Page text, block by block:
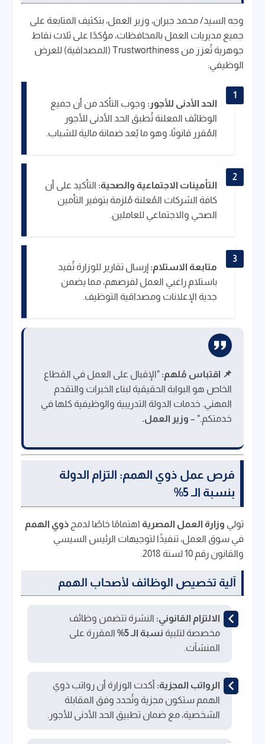
وجه السيد/ محمد جبران، وزير العمل، بتكثيف المتابعة على
جميع مديريات العمل بالمحافظات، مؤكدًا على ثلاث نقاط
جوهرية تُعزز من Trustworthiness (المصداقية) للعرض
الوظيفي:
الحد الأدنى للأجور: وجوب التأكد من أن جميع
الوظائف المعلنة تُطبق الحد الأدنى للأجور
المُقرر قانونًا، وهو ما يُعد ضمانة مالية للشباب.
التأمينات الاجتماعية والصحية: التأكيد على أن
كافة الشركات المُعلنة مُلزمة بتوفير التأمين
الصحي والاجتماعي للعاملين.
متابعة الاستلام: إرسال تقارير للوزارة تُفيد
باستلام راغبي العمل لفرصهم، مما يضمن
جدية الإعلانات ومصداقية التوظيف.
📌 اقتباس مُلهم: "الإقبال على العمل في القطاع
الخاص هو البوابة الحقيقية لبناء الخبرات والتقدم
المهني. خدمات الدولة التدريبية والوظيفية كلها في
خدمتكم." – وزير العمل.
فرص عمل ذوي الهمم: التزام الدولة
بنسبة الـ 5%
تولي وزارة العمل المصرية اهتمامًا خاصًا لدمج ذوي الهمم
في سوق العمل، تنفيذًا لتوجيهات الرئيس السيسي
والقانون رقم 10 لسنة 2018.
آلية تخصيص الوظائف لأصحاب الهمم
الالتزام القانوني: النشرة تتضمن وظائف
مخصصة لتلبية نسبة الـ 5%
المقررة على
المنشآت.
الرواتب المجزية: أكدت الوزارة أن رواتب ذوي
الهمم ستكون مجزية وتُحدد وفق المقابلة
الشخصية، مع ضمان تطبيق الحد الأدنى للأجور.